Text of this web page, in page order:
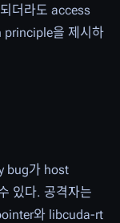
더라도 access
을 제시하
bug가 host
있다. 공격자는
와 libcuda-rt